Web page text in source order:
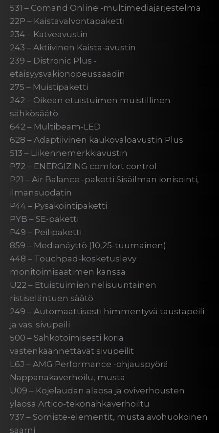
531 – Comand Online -multimediajärjestelmä
22P – Kaistavalvontapaketti
234 – Katveavustin
243 – Aktiivinen Kaista-avustin
239 – Distronic Plus -
etäisyysvakionopeussäädin
275 – Muistipaketti
242 – Oikean etuistuimen muistillinen
sähkösäätö
642 – Multibeam-LED
628 – Adaptiivinen kaukovaloavustin Plus
513 – Liikennemerkkiavustin
P72 – ENERGIZING comfort control
P21 – Air Balance -paketti Sisäilman ionisointi,
ilmansuodatin
P44 – Pysäköintipaketti
PYB – SE-paketti
P49 – Peilipaketti
859 – Medianäyttö (10,25-tuumainen)
448 – Touchpad-kosketuslevy
monitoimisäätimen kanssa
U22 – Etuistuimien nelisuuntainen
ristiseläntuen säätö
249 – Automaattisesti himmentyvä taustapeili
ja vas. sivupeili
500 – Sähkötoimisesti koria
vastenkäännettävät sivupeilit
L6J – AMG Performance -ohjauspyörä
Nappanakaverhoilu, musta
U09 – Kojelaudan alaosa ja oviverhousten
yläosa Artico-tekonahkaverhoiltu
737 – Somiste-elementit, musta avohuokoinen
saarni